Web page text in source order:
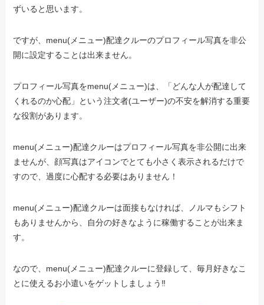
ずいると思います。
ですが、menu(メニュー)配達クルーのプロフィール写真を非公
開に設定することは出来ません。
プロフィール写真をmenu(メニュー)は、「どんな人が配達して
くれるのか心配」という注文者(ユーザー)の不安を解消する重要
な役割があります。
menu(メニュー)配達クルーはプロフィール写真を非公開に出来
ませんが、顔写真はアイコンでとても小さく表示されるだけで
すので、過度に心配する必要はありません！
menu(メニュー)配達クルーは面接もなければ、ノルマもシフト
もありませんから、自分の好きなように稼働することが出来ま
す。
なので、menu(メニュー)配達クルーに登録して、毎月好きなこ
とに使えるお小遣いをゲットしましょう‼︎